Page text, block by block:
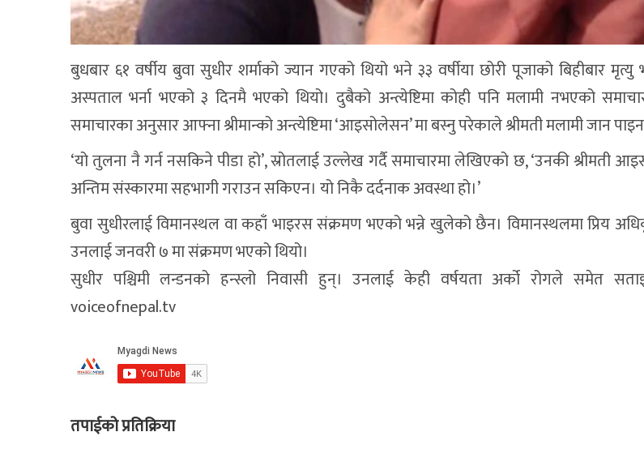
बुधबार ६१ वर्षीय बुवा सुधीर शर्माको ज्यान गएको थियो भने ३३ वर्षीया छोरी पूजाको बिहीबार
अस्पताल भर्ना भएको ३ दिनमै भएको थियो। दुबैको अन्त्येष्टिमा कोही पनि मलामी नभएको
समाचारका अनुसार आफ्ना श्रीमान्को अन्त्येष्टिमा ‘आइसोलेसन’ मा बस्नु परेकाले श्रीमती मलामी जान
‘यो तुलना नै गर्न नसकिने पीडा हो’, स्रोतलाई उल्लेख गर्दै समाचारमा लेखिएको छ, ‘उनकी श्रीमती
अन्तिम संस्कारमा सहभागी गराउन सकिएन। यो निकै दर्दनाक अवस्था हो।’
बुवा सुधीरलाई विमानस्थल वा कहाँ भाइरस संक्रमण भएको भन्ने खुलेको छैन। विमानस्थलमा प्रिय
उनलाई जनवरी ७ मा संक्रमण भएको थियो।
सुधीर पश्चिमी लन्डनको हन्स्लो निवासी हुन्। उनलाई केही वर्षयता अर्को रोगले समेत
voiceofnepal.tv
तपाईको प्रतिक्रिया